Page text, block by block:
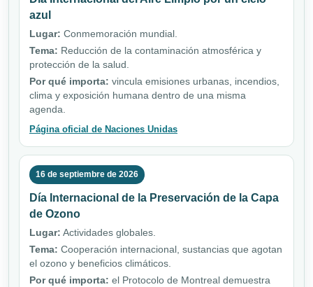
azul
Lugar: Conmemoración mundial.
Tema: Reducción de la contaminación atmosférica y
protección de la salud.
Por qué importa: vincula emisiones urbanas, incendios,
clima y exposición humana dentro de una misma
agenda.
Página oficial de Naciones Unidas
16 de septiembre de 2026
Día Internacional de la Preservación de la Capa
de Ozono
Lugar: Actividades globales.
Tema: Cooperación internacional, sustancias que agotan
el ozono y beneficios climáticos.
Por qué importa: el Protocolo de Montreal demuestra